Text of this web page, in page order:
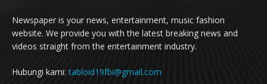
Newspaper is your news, entertainment, music fashion
website. We provide you with the latest breaking news and
videos straight from the entertainment industry.
Hubungi kami:tabloid19fbi@gmail.com